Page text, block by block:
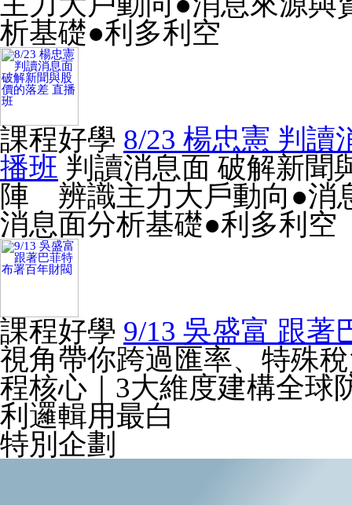
析基礎●利多利空
課程好學 8/23 楊忠憲 判讀
播班 判讀消息面 破解新聞
陣 辨識主力大戶動向●消
消息面分析基礎●利多利空
課程好學 9/13 吳盛富 跟著
視角帶你跨過匯率、特殊
程核心｜3大維度建構全
利邏輯用最白
特別企劃